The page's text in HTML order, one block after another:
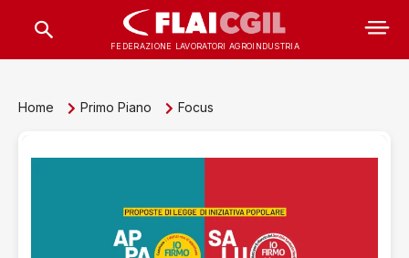
FEDERAZIONE LAVORATORI AGROINDUSTRIA
Home Primo Piano Focus